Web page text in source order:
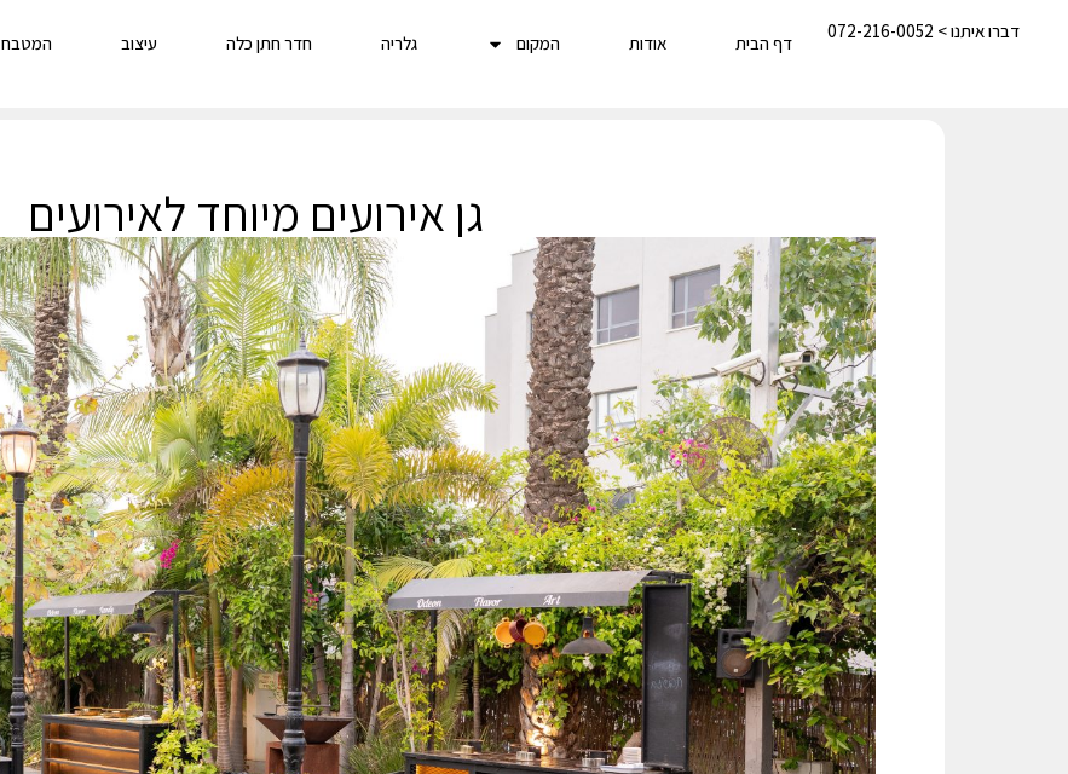
דברו איתנו > 072-216-0052
דף הבית אודות המקום גלריה חדר חתן כלה עיצוב המטבח
גן אירועים מיוחד לאירועים